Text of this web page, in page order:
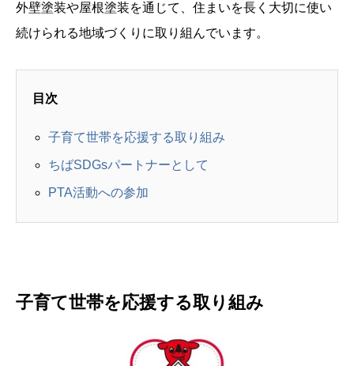
外壁塗装や屋根塗装を通じて、住まいを長く大切に使い
続けられる地域づくりに取り組んでいます。
目次
子育て世帯を応援する取り組み
ちばSDGsパートナーとして
PTA活動への参加
子育て世帯を応援する取り組み